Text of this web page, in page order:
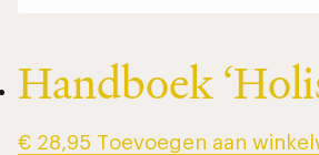
Handboek
€ 28,95 Toevoegen aan